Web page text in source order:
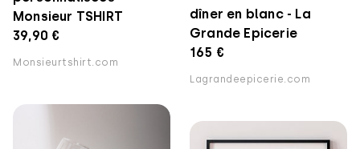
Monsieur TSHIRT
39,90 €
Monsieurtshirt.com
dîner en blanc - La
Grande Epicerie
165 €
Lagrandeepicerie.com